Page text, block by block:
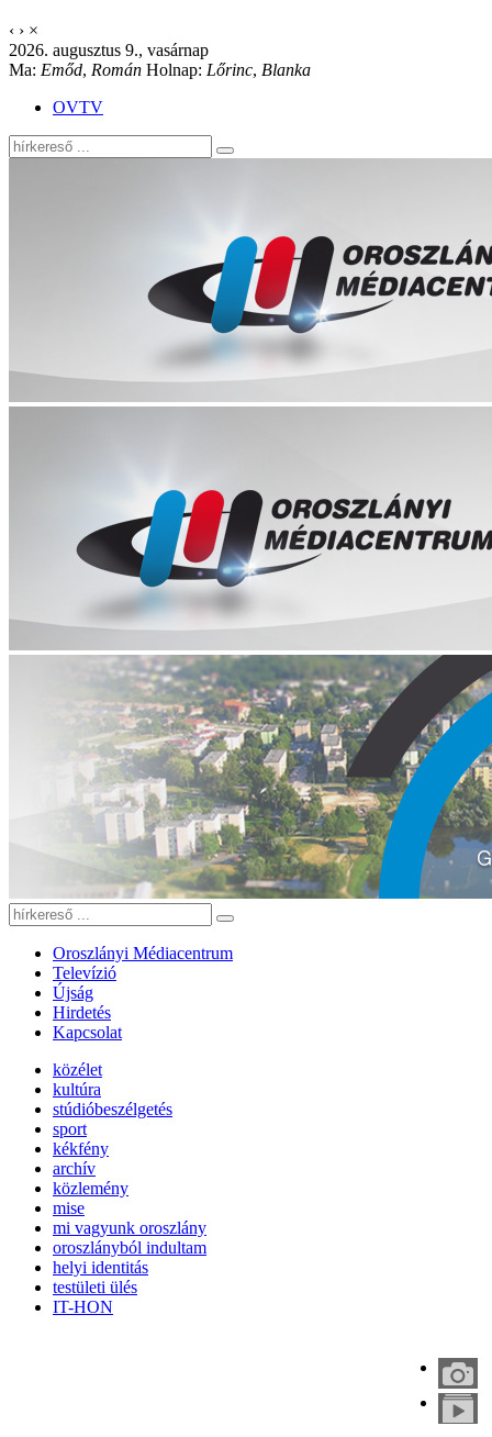
‹ › ×
2026. augusztus 9., vasárnap
Ma: Emőd, Román Holnap: Lőrinc, Blanka
OVTV
Oroszlányi Médiacentrum
Televízió
Újság
Hirdetés
Kapcsolat
közélet
kultúra
stúdióbeszélgetés
sport
kékfény
archív
közlemény
mise
mi vagyunk oroszlány
oroszlányból indultam
helyi identitás
testületi ülés
IT-HON